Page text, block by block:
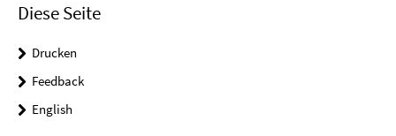
Diese Seite
Drucken
Feedback
English